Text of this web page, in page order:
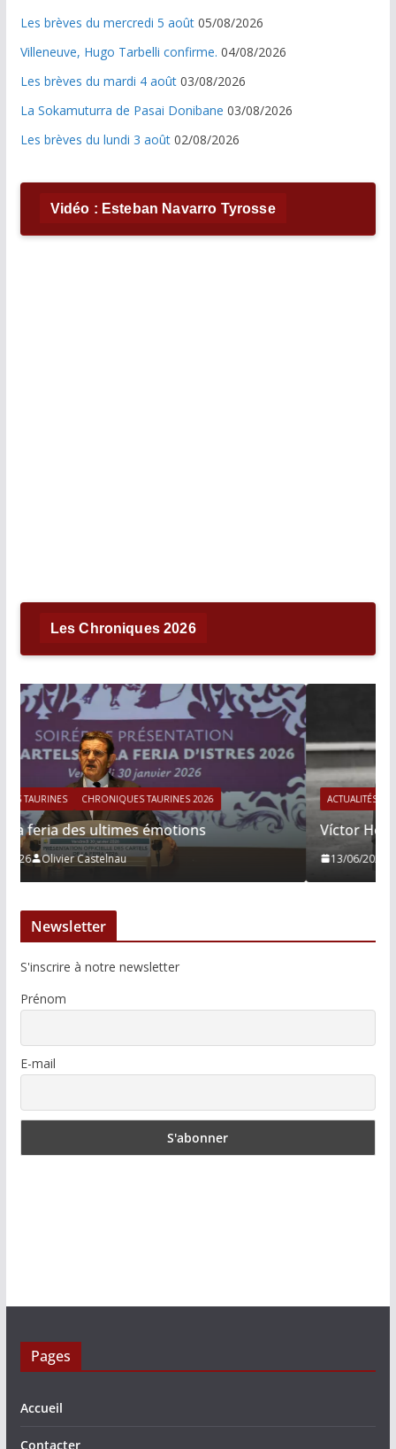
Les brèves du mercredi 5 août 05/08/2026
Villeneuve, Hugo Tarbelli confirme. 04/08/2026
Les brèves du mardi 4 août 03/08/2026
La Sokamuturra de Pasai Donibane 03/08/2026
Les brèves du lundi 3 août 02/08/2026
Vidéo : Esteban Navarro Tyrosse
Les Chroniques 2026
ACTUALITÉS TAURINES CHRONIQUES TAURINES 2026
Víctor Hernández : le courage immobile
13/06/2026 Tertulias
Newsletter
S'inscrire à notre newsletter
Prénom
E-mail
Pages
Accueil
Contacter